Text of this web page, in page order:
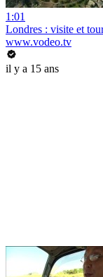
1:01
Londres : visite et
www.vodeo.tv
il y a 15 ans